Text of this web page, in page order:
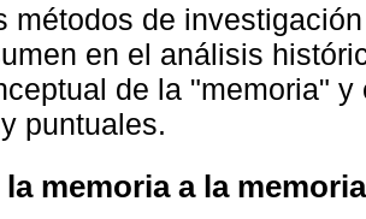
métodos de
en el análisis
de la "memoria"
puntuales.
la memoria a la